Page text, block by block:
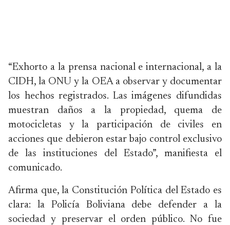
“Exhorto a la prensa nacional e internacional, a la
CIDH, la ONU y la OEA a observar y documentar
los hechos registrados. Las imágenes difundidas
muestran daños a la propiedad, quema de
motocicletas y la participación de civiles en
acciones que debieron estar bajo control exclusivo
de las instituciones del Estado”, manifiesta el
comunicado.
Afirma que, la Constitución Política del Estado es
clara: la Policía Boliviana debe defender a la
sociedad y preservar el orden público. No fue